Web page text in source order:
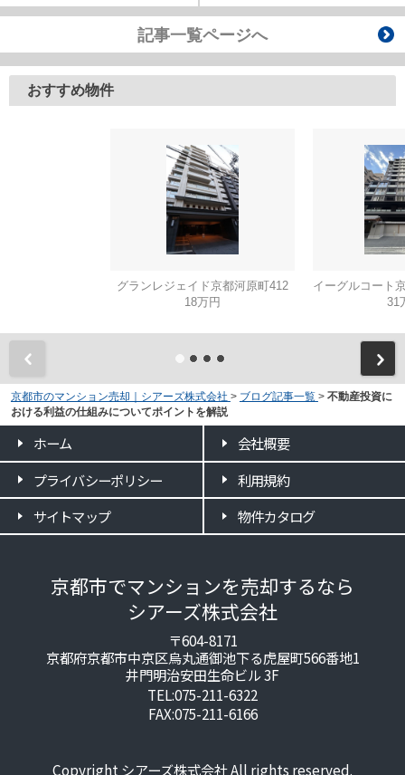
記事一覧ページへ
おすすめ物件
グランレジェイド京都河原町412
18万円
31
京都市のマンション売却｜シアーズ株式会社 > ブログ記事一覧 > 不動産投資に
おける利益の仕組みについてポイントを解説
ホーム
会社概要
プライバシーポリシー
利用規約
サイトマップ
物件カタログ
京都市でマンションを売却するなら
シアーズ株式会社
〒604-8171
京都府京都市中京区烏丸通御池下る虎屋町566番地1
井門明治安田生命ビル 3F
TEL:075-211-6322
FAX:075-211-6166
Copyright シアーズ株式会社 All rights reserved.